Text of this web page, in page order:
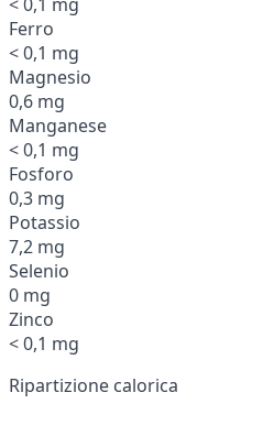
Ferro
< 0,1 mg
Magnesio
0,6 mg
Manganese
< 0,1 mg
Fosforo
0,3 mg
Potassio
7,2 mg
Selenio
0 mg
Zinco
< 0,1 mg
Ripartizione calorica